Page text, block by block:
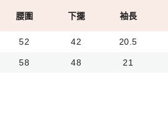
腰圍 下擺 袖長
52 42 20.5
58 48 21